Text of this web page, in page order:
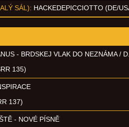
SÁL): HACKEDEPICCIOTTO (DE/
- BRDSKEJ VLAK DO NEZNÁMA /
135)
137)
- NOVÉ PÍSNĚ